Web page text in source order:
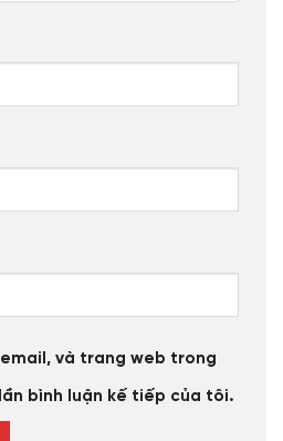
và trang web trong
bình luận kế tiếp của tôi.